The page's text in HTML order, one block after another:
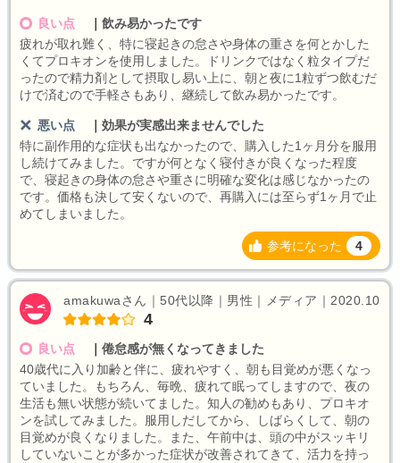
良い点
飲み易かったです
疲れが取れ難く、特に寝起きの怠さや身体の重さを何とかした
くてプロキオンを使用しました。ドリンクではなく粒タイプだ
ったので精力剤として摂取し易い上に、朝と夜に1粒ずつ飲むだ
けで済むので手軽さもあり、継続して飲み易かったです。
悪い点
効果が実感出来ませんでした
特に副作用的な症状も出なかったので、購入した1ヶ月分を服用
し続けてみました。ですが何となく寝付きが良くなった程度
で、寝起きの身体の怠さや重さに明確な変化は感じなかったの
です。価格も決して安くないので、再購入には至らず1ヶ月で止
めてしまいました。
参考になった 4
amakuwaさん｜50代以降｜男性｜メディア｜2020.10
4
良い点
倦怠感が無くなってきました
40歳代に入り加齢と伴に、疲れやすく、朝も目覚めが悪くなっ
ていました。もちろん、毎晩、疲れて眠ってしますので、夜の
生活も無い状態が続いてました。知人の勧めもあり、プロキオ
ンを試してみました。服用しだしてから、しばらくして、朝の
目覚めが良くなりました。また、午前中は、頭の中がスッキリ
していないことが多かった症状が改善されてきて、活力を持っ